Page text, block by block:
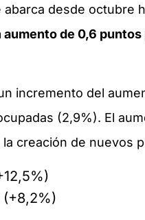
desde octubre
aumento de 0,6
incremento del
(2,9%). El
creación de nuevos